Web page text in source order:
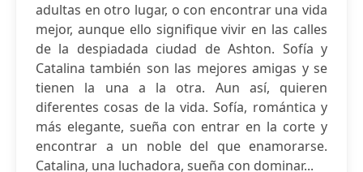
adultas en otro lugar, o con encontrar una vida
mejor, aunque ello signifique vivir en las calles
de la despiadada ciudad de Ashton. Sofía y
Catalina también son las mejores amigas y se
tienen la una a la otra. Aun así, quieren
diferentes cosas de la vida. Sofía, romántica y
más elegante, sueña con entrar en la corte y
encontrar a un noble del que enamorarse.
Catalina, una luchadora, sueña con dominar...